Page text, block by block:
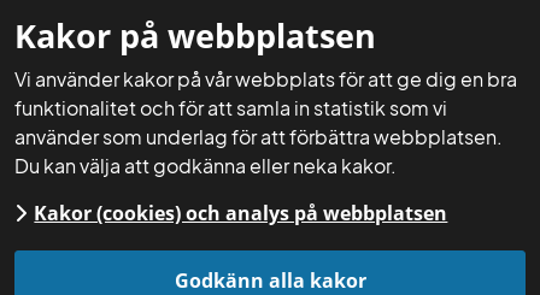
Kakor på webbplatsen
Vi använder kakor på vår webbplats för att ge dig en bra
funktionalitet och för att samla in statistik som vi
använder som underlag för att förbättra webbplatsen.
Du kan välja att godkänna eller neka kakor.
Kakor (cookies) och analys på webbplatsen
Godkänn alla kakor
Mina sidor